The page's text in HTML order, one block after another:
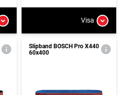
Visa
Slipband BOSCH Pro X440
60x400